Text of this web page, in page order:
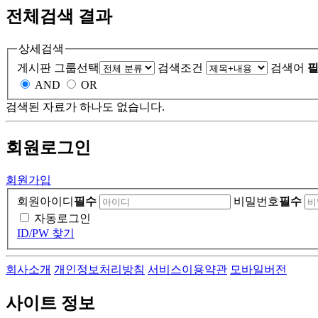
전체검색 결과
상세검색
게시판 그룹선택
검색조건 검색어
AND
OR
검색된 자료가 하나도 없습니다.
회원로그인
회원가입
회원아이디 필수 비밀번호필수
자동로그인
ID/PW 찾기
회사소개 개인정보처리방침 서비스이용약관 모바일버전
사이트 정보